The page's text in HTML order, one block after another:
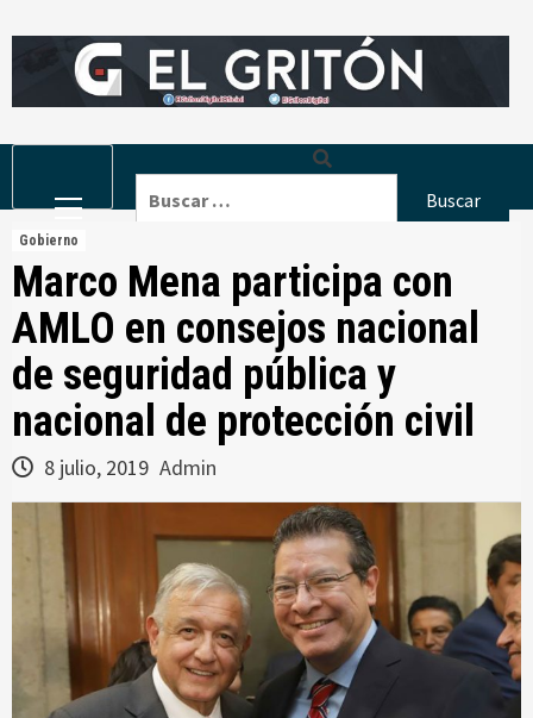
to
Menu
Gobierno
Marco Mena participa con
AMLO en consejos nacional
de seguridad pública y
nacional de protección civil
8 julio, 2019 Admin